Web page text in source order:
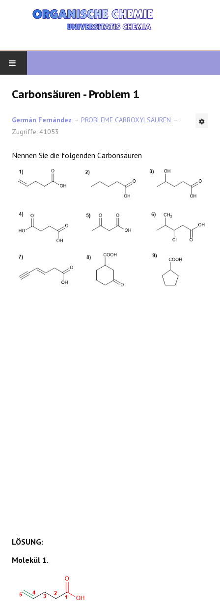
FORTGESCHRITTENE ORGANISCHE
HETEROZYKLEN
SYNTHESE
SPEKTROSKOPIE
REAKTIONEN
Carbonsäuren - Problem 1
Germán Fernández
PROBLEME CARBOXYLSÄUREN
Zugriffe: 41053
Nennen Sie die folgenden Carbonsäuren
LÖSUNG:
Molekül 1.